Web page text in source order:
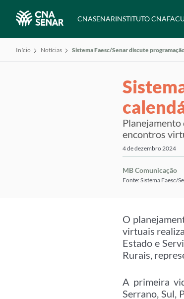
CNASENARINSTITUTO CNA
Início Notícias Sistema Faesc/Senar discute
Planejamento
encontros
4 de dezembro 2024
MB Comunicação
Fonte: Sistema Faesc/
O
virtuais
Estado e
Rurais,
A primeira
Serrano, Sul,